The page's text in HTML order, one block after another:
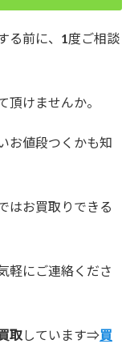
る前に、1度ご相談
けませんか。
お値段つくかも知
はお買取りできる
軽にご連絡くださ
取しています⇒買